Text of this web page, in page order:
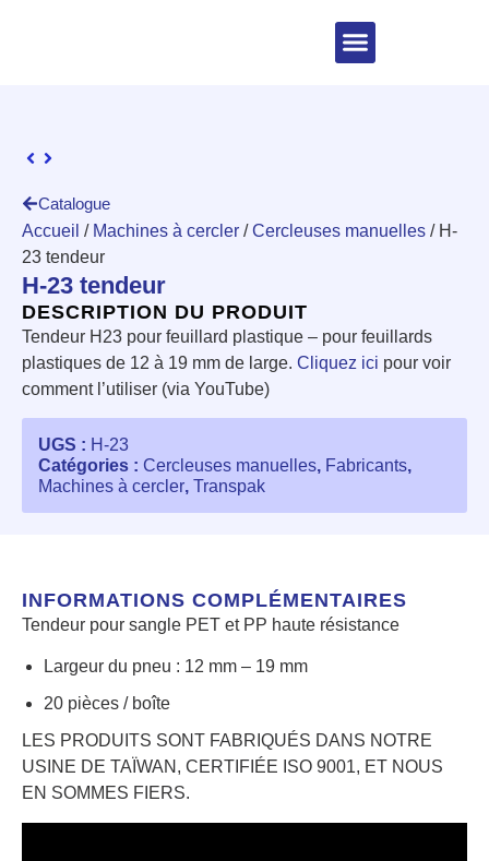
Catalogue
Accueil / Machines à cercler /Cercleuses manuelles / H-
23 tendeur
H-23 tendeur
DESCRIPTION DU PRODUIT
Tendeur H23 pour feuillard plastique – pour feuillards
plastiques de 12 à 19 mm de large. Cliquez ici pour voir
comment l’utiliser (via YouTube)
UGS : H-23
Catégories : Cercleuses manuelles, Fabricants,
Machines à cercler, Transpak
INFORMATIONS COMPLÉMENTAIRES
Tendeur pour sangle PET et PP haute résistance
Largeur du pneu : 12 mm – 19 mm
20 pièces / boîte
LES PRODUITS SONT FABRIQUÉS DANS NOTRE
USINE DE TAÏWAN, CERTIFIÉE ISO 9001, ET NOUS
EN SOMMES FIERS.